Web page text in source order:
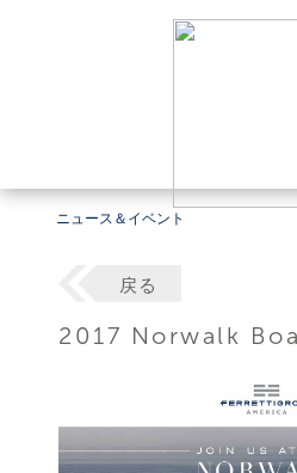
ニュース＆イベント
戻る
2017 Norwalk